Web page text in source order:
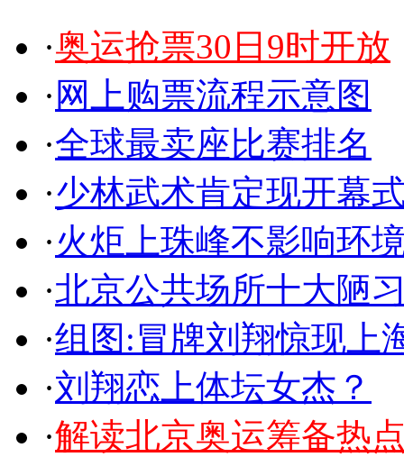
·奥运抢票30日9时开放
· 网上购票流程示意图
·全球最卖座比赛排名
·少林武术肯定现开幕
·火炬上珠峰不影响环
·北京公共场所十大陋
·组图:冒牌刘翔惊现上
·刘翔恋上体坛女杰？
·解读北京奥运筹备热